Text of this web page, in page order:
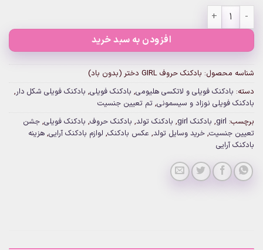
بادکنک حروف GIRL دختر (بدون باد) عدد
افزودن به سبد خرید
شناسه محصول: بادکنک حروف GIRL دختر (بدون باد)
دسته: بادکنک فویلی و لاتکسی هلیومی, بادکنک فویلی, بادکنک فویلی شکل دار,
بادکنک فویلی نوزاد و سیسمونی, تم تعیین جنسیت
برچسب: girl
, بادکنک girl , بادکنک تولد, بادکنک حروف, بادکنک فویلی, جشن
تعیین جنسیت, خرید وسایل تولد, عکس بادکنک, لوازم بادکنک آرایی, هزینه
بادکنک آرایی